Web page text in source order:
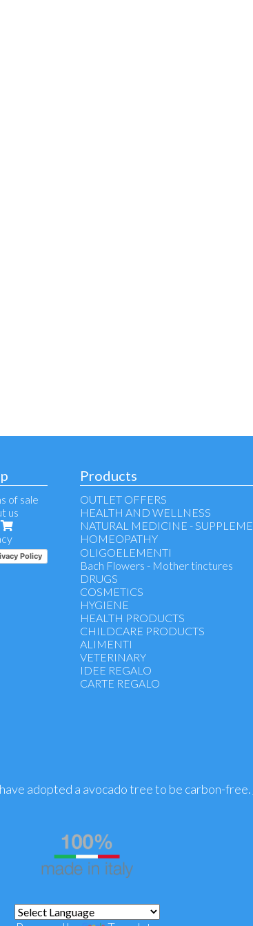
of sale
us
Policy
Products
OUTLET OFFERS
HEALTH AND WELLNESS
NATURAL MEDICINE -
HOMEOPATHY
Voice, throat, respiratory tract
Allergy
Wellness stomach
Immuno defence
Antinflammatory
Drainage and detox
Anxiety and Stress
Ointments
Eye Drops
Homeopathy children
Rimedi Unici
Cuore, Sistema Cardiovascolare
OLIGOELEMENTI
Bach Flowers - Mother tinctures
DRUGS
COSMETICS
HYGIENE
HEALTH PRODUCTS
CHILDCARE PRODUCTS
ALIMENTI
VETERINARY
IDEE REGALO
CARTE REGALO
adopted a avocado tree to be carbon-free.